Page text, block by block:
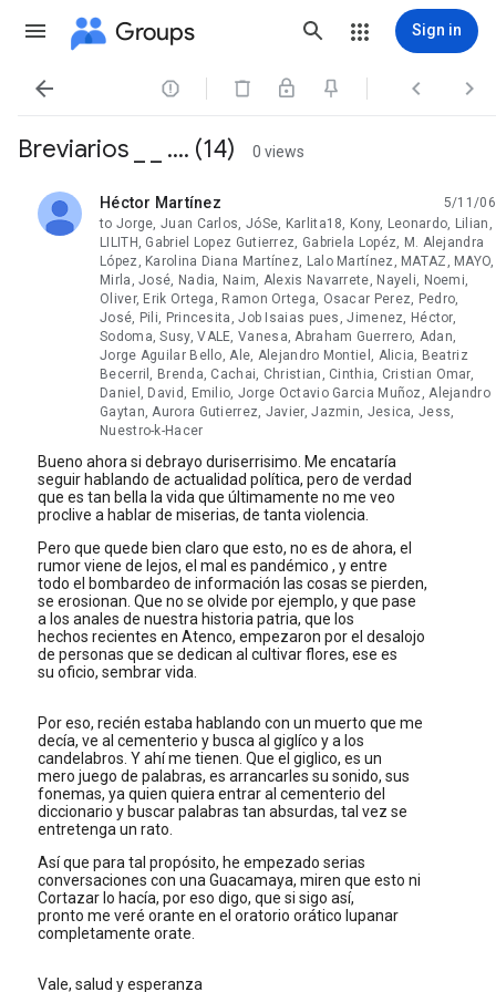
Groups Sign in
   
Breviarios _ _ .... (14) 0 views
Héctor Martínez
unread,
5/11/06
to Jorge, Juan Carlos, JóSe, Karlita18, Kony, Leonardo, Lilian,
LILITH, Gabriel Lopez Gutierrez, Gabriela Lopéz, M. Alejandra
López, Karolina Diana Martínez, Lalo Martínez, MATAZ, MAYO,
Mirla, José, Nadia, Naim, Alexis Navarrete, Nayeli, Noemi,
Oliver, Erik Ortega, Ramon Ortega, Osacar Perez, Pedro,
José, Pili, Princesita, Job Isaias pues, Jimenez, Héctor,
Sodoma, Susy, VALE, Vanesa, Abraham Guerrero, Adan,
Jorge Aguilar Bello, Ale, Alejandro Montiel, Alicia, Beatriz
Becerril, Brenda, Cachai, Christian, Cinthia, Cristian Omar,
Daniel, David, Emilio, Jorge Octavio Garcia Muñoz, Alejandro
Gaytan, Aurora Gutierrez, Javier, Jazmin, Jesica, Jess,
Nuestro-k-Hacer
Bueno ahora si debrayo duriserrisimo. Me encataría
seguir hablando de actualidad política, pero de verdad
que es tan bella la vida que últimamente no me veo
proclive a hablar de miserias, de tanta violencia.
Pero que quede bien claro que esto, no es de ahora, el
rumor viene de lejos, el mal es pandémico , y entre
todo el bombardeo de información las cosas se pierden,
se erosionan. Que no se olvide por ejemplo, y que pase
a los anales de nuestra historia patria, que los
hechos recientes en Atenco, empezaron por el desalojo
de personas que se dedican al cultivar flores, ese es
su oficio, sembrar vida.
Por eso, recién estaba hablando con un muerto que me
decía, ve al cementerio y busca al giglíco y a los
candelabros. Y ahí me tienen. Que el giglico, es un
mero juego de palabras, es arrancarles su sonido, sus
fonemas, ya quien quiera entrar al cementerio del
diccionario y buscar palabras tan absurdas, tal vez se
entretenga un rato.
Así que para tal propósito, he empezado serias
conversaciones con una Guacamaya, miren que esto ni
Cortazar lo hacía, por eso digo, que si sigo así,
pronto me veré orante en el oratorio orático lupanar
completamente orate.
Vale, salud y esperanza